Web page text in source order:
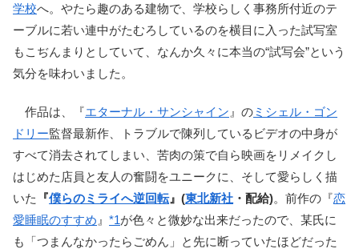
学校へ。やたら趣のある建物で、学校らしく事務所付近のテ
ーブルに若い連中がたむろしているのを横目に入った試写室
もこぢんまりとしていて、なんか久々に本当の“試写会”という
気分を味わいました。
作品は、『エターナル・サンシャイン 』のミシェル・ゴン
ドリー監督最新作、トラブルで陳列しているビデオの中身が
すべて消去されてしまい、苦肉の策で自ら映画をリメイクし
はじめた店員と友人の奮闘をユニークに、そして愛らしく描
いた
『僕らのミライへ逆回転』(東北新社 ・配給)。前作の『恋
愛睡眠のすすめ 』 *1が色々と微妙な出来だったので、某氏に
も「つまんなかったらごめん」と先に断っていたほどだった